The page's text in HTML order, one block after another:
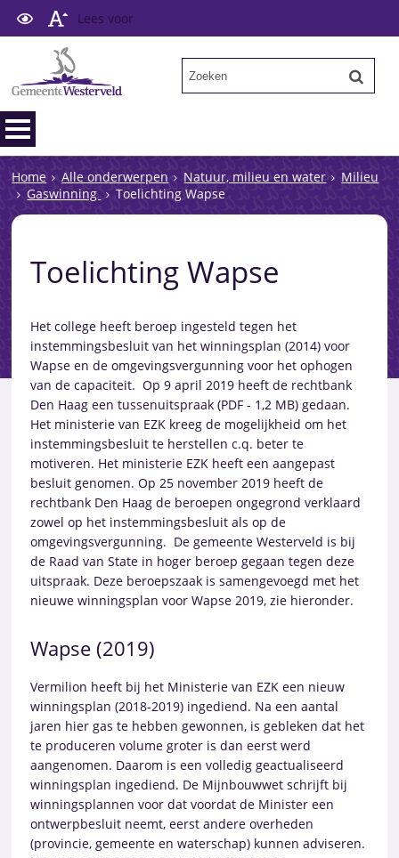
Lees voor
Home Alle onderwerpen Natuur, milieu en water
Milieu
Gaswinning
Toelichting Wapse
Toelichting Wapse
Het college heeft beroep ingesteld tegen het
instemmingsbesluit van het winningsplan (2014) voor
Wapse en de omgevingsvergunning voor het ophogen
van de capaciteit. Op 9 april 2019 heeft de rechtbank
Den Haag een tussenuitspraak (PDF - 1,2 MB) gedaan.
Het ministerie van EZK kreeg de mogelijkheid om het
instemmingsbesluit te herstellen c.q. beter te
motiveren. Het ministerie EZK heeft een aangepast
besluit genomen. Op 25 november 2019 heeft de
rechtbank Den Haag de beroepen ongegrond verklaard
zowel op het instemmingsbesluit als op de
omgevingsvergunning. De gemeente Westerveld is bij
de Raad van State in hoger beroep gegaan tegen deze
uitspraak. Deze beroepszaak is samengevoegd met het
nieuwe winningsplan voor Wapse 2019, zie hieronder.
Wapse (2019)
Vermilion heeft bij het Ministerie van EZK een nieuw
winningsplan (2018-2019) ingediend. Na een aantal
jaren hier gas te hebben gewonnen, is gebleken dat het
te produceren volume groter is dan eerst werd
aangenomen. Daarom is een volledig geactualiseerd
winningsplan ingediend. De Mijnbouwwet schrijft bij
winningsplannen voor dat voordat de Minister een
ontwerpbesluit neemt, eerst andere overheden
(provincie, gemeente en waterschap) kunnen adviseren.